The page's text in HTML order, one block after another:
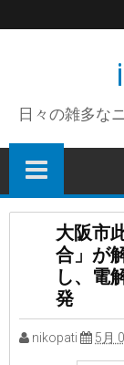
日々の雑多な
大阪市
合」が
し、電
発
nikopati 5月